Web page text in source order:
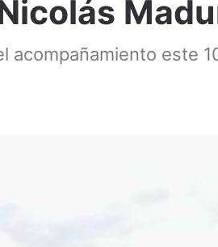
acompañamiento este